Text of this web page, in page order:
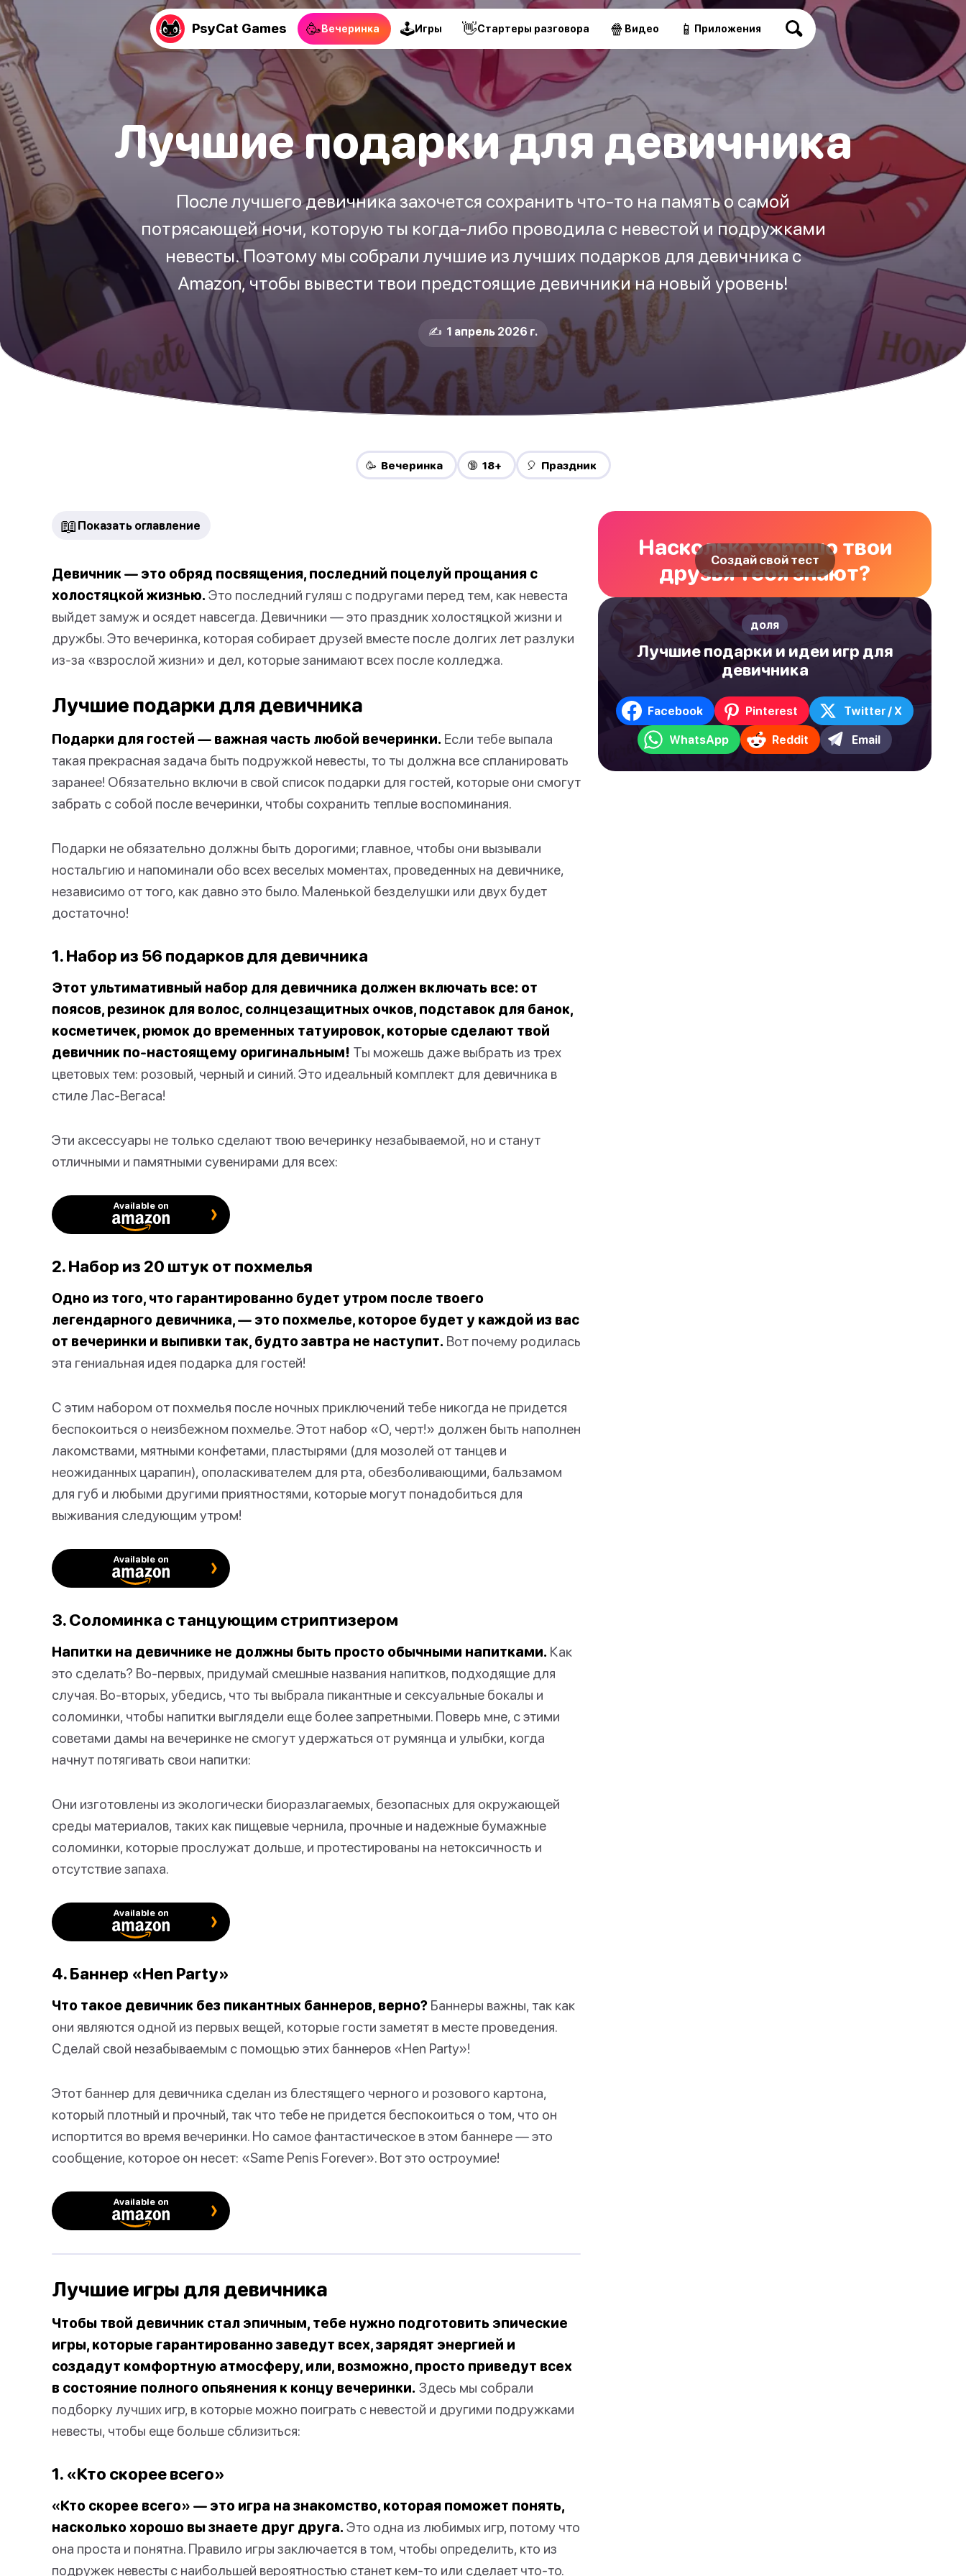
PsyCat Games 🥳Вечеринка 🕹Игры 👋Стартеры разговора 🍿 Видео 📱 Приложения
Лучшие подарки для девичника
После лучшего девичника захочется сохранить что-то на память о самой
потрясающей ночи, которую ты когда-либо проводила с невестой и подружками
невесты. Поэтому мы собрали лучшие из лучших подарков для девичника с
Amazon, чтобы вывести твои предстоящие девичники на новый уровень!
✍️ 1 апрель 2026 г.
🥳 Вечеринка 🔞 18+ 🎈 Праздник
📖 Показать оглавление
Девичник — это обряд посвящения, последний поцелуй прощания с
холостяцкой жизнью. Это последний гуляш с подругами перед тем, как невеста
выйдет замуж и осядет навсегда. Девичники — это праздник холостяцкой жизни и
дружбы. Это вечеринка, которая собирает друзей вместе после долгих лет разлуки
из-за «взрослой жизни» и дел, которые занимают всех после колледжа.
Лучшие подарки для девичника
Подарки для гостей — важная часть любой вечеринки. Если тебе выпала
такая прекрасная задача быть подружкой невесты, то ты должна все спланировать
заранее! Обязательно включи в свой список подарки для гостей, которые они смогут
забрать с собой после вечеринки, чтобы сохранить теплые воспоминания.
Подарки не обязательно должны быть дорогими; главное, чтобы они вызывали
ностальгию и напоминали обо всех веселых моментах, проведенных на девичнике,
независимо от того, как давно это было. Маленькой безделушки или двух будет
достаточно!
1. Набор из 56 подарков для девичника
Этот ультимативный набор для девичника должен включать все: от
поясов, резинок для волос, солнцезащитных очков, подставок для банок,
косметичек, рюмок до временных татуировок, которые сделают твой
девичник по-настоящему оригинальным! Ты можешь даже выбрать из трех
цветовых тем: розовый, черный и синий. Это идеальный комплект для девичника в
стиле Лас-Вегаса!
Эти аксессуары не только сделают твою вечеринку незабываемой, но и станут
отличными и памятными сувенирами для всех:
Available on
2. Набор из 20 штук от похмелья
Одно из того, что гарантированно будет утром после твоего
легендарного девичника, — это похмелье, которое будет у каждой из вас
от вечеринки и выпивки так, будто завтра не наступит. Вот почему родилась
эта гениальная идея подарка для гостей!
С этим набором от похмелья после ночных приключений тебе никогда не придется
беспокоиться о неизбежном похмелье. Этот набор «О, черт!» должен быть наполнен
лакомствами, мятными конфетами, пластырями (для мозолей от танцев и
неожиданных царапин), ополаскивателем для рта, обезболивающими, бальзамом
для губ и любыми другими приятностями, которые могут понадобиться для
выживания следующим утром!
Available on
3. Соломинка с танцующим стриптизером
Напитки на девичнике не должны быть просто обычными напитками. Как
это сделать? Во-первых, придумай смешные названия напитков, подходящие для
случая. Во-вторых, убедись, что ты выбрала пикантные и сексуальные бокалы и
соломинки, чтобы напитки выглядели еще более запретными. Поверь мне, с этими
советами дамы на вечеринке не смогут удержаться от румянца и улыбки, когда
начнут потягивать свои напитки:
Они изготовлены из экологически биоразлагаемых, безопасных для окружающей
среды материалов, таких как пищевые чернила, прочные и надежные бумажные
соломинки, которые прослужат дольше, и протестированы на нетоксичность и
отсутствие запаха.
Available on
4. Баннер «Hen Party»
Что такое девичник без пикантных баннеров, верно? Баннеры важны, так как
они являются одной из первых вещей, которые гости заметят в месте проведения.
Сделай свой незабываемым с помощью этих баннеров «Hen Party»!
Этот баннер для девичника сделан из блестящего черного и розового картона,
который плотный и прочный, так что тебе не придется беспокоиться о том, что он
испортится во время вечеринки. Но самое фантастическое в этом баннере — это
сообщение, которое он несет: «Same Penis Forever». Вот это остроумие!
Available on
Лучшие игры для девичника
Чтобы твой девичник стал эпичным, тебе нужно подготовить эпические
игры, которые гарантированно заведут всех, зарядят энергией и
создадут комфортную атмосферу, или, возможно, просто приведут всех
в состояние полного опьянения к концу вечеринки. Здесь мы собрали
подборку лучших игр, в которые можно поиграть с невестой и другими подружками
невесты, чтобы еще больше сблизиться:
1. «Кто скорее всего»
«Кто скорее всего» — это игра на знакомство, которая поможет понять,
насколько хорошо вы знаете друг друга. Это одна из любимых игр, потому что
она проста и понятна. Правило игры заключается в том, чтобы определить, кто из
подружек невесты с наибольшей вероятностью станет кем-то или сделает что-то.
Насколько хорошо твои
друзья тебя знают?
Создай свой тест
доля
Лучшие подарки и идеи игр для
девичника
Facebook Pinterest Twitter / X
WhatsApp Reddit Email